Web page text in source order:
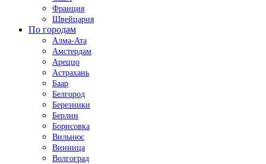
Франция
Швейцария
По городам
Алма-Ата
Амстердам
Ареццо
Астрахань
Баар
Белгород
Березники
Берлин
Борисовка
Вильнюс
Винница
Волгоград